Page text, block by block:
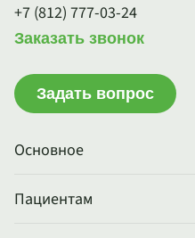
Основное
Пациентам
+7 (812) 777-03-24
Заказать звонок
Задать вопрос